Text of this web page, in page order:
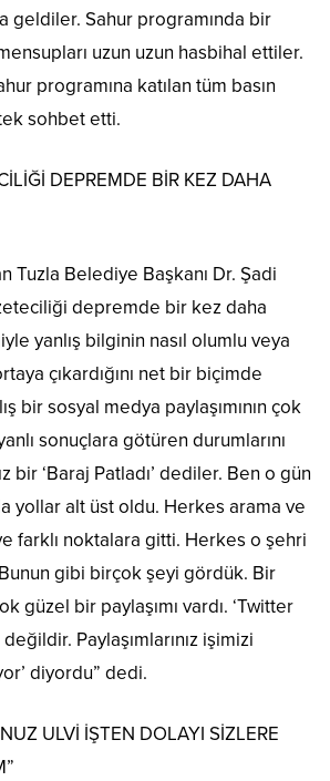
geldiler. Sahur programında bir
uzun uzun hasbihal ettiler.
programına katılan tüm basın
sohbet etti.
DEPREMDE BİR KEZ DAHA
Tuzla Belediye Başkanı Dr. Şadi
depremde bir kez daha
yanlış bilginin nasıl olumlu veya
çıkardığını net bir biçimde
bir sosyal medya paylaşımının çok
sonuçlara götüren durumlarını
bir ‘Baraj Patladı’ dediler. Ben o gün
yollar alt üst oldu. Herkes arama ve
farklı noktalara gitti. Herkes o şehri
gibi birçok şeyi gördük. Bir
güzel bir paylaşımı vardı. ‘Twitter
Paylaşımlarınız işimizi
diyordu” dedi.
ULVİ İŞTEN DOLAYI SİZLERE